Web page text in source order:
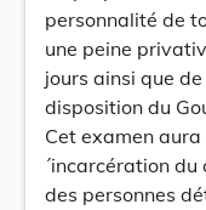
personnalité de
une peine
jours ainsi que
disposition du
Cet examen
´incarcération du
des personnes